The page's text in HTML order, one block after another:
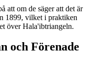
att om de säger att det är
1899, vilket i praktiken
över Hala'ibtriangeln.
och Förenade